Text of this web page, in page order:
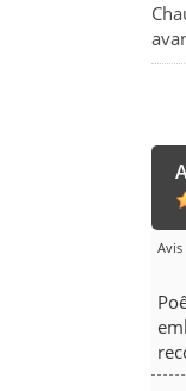
Avis